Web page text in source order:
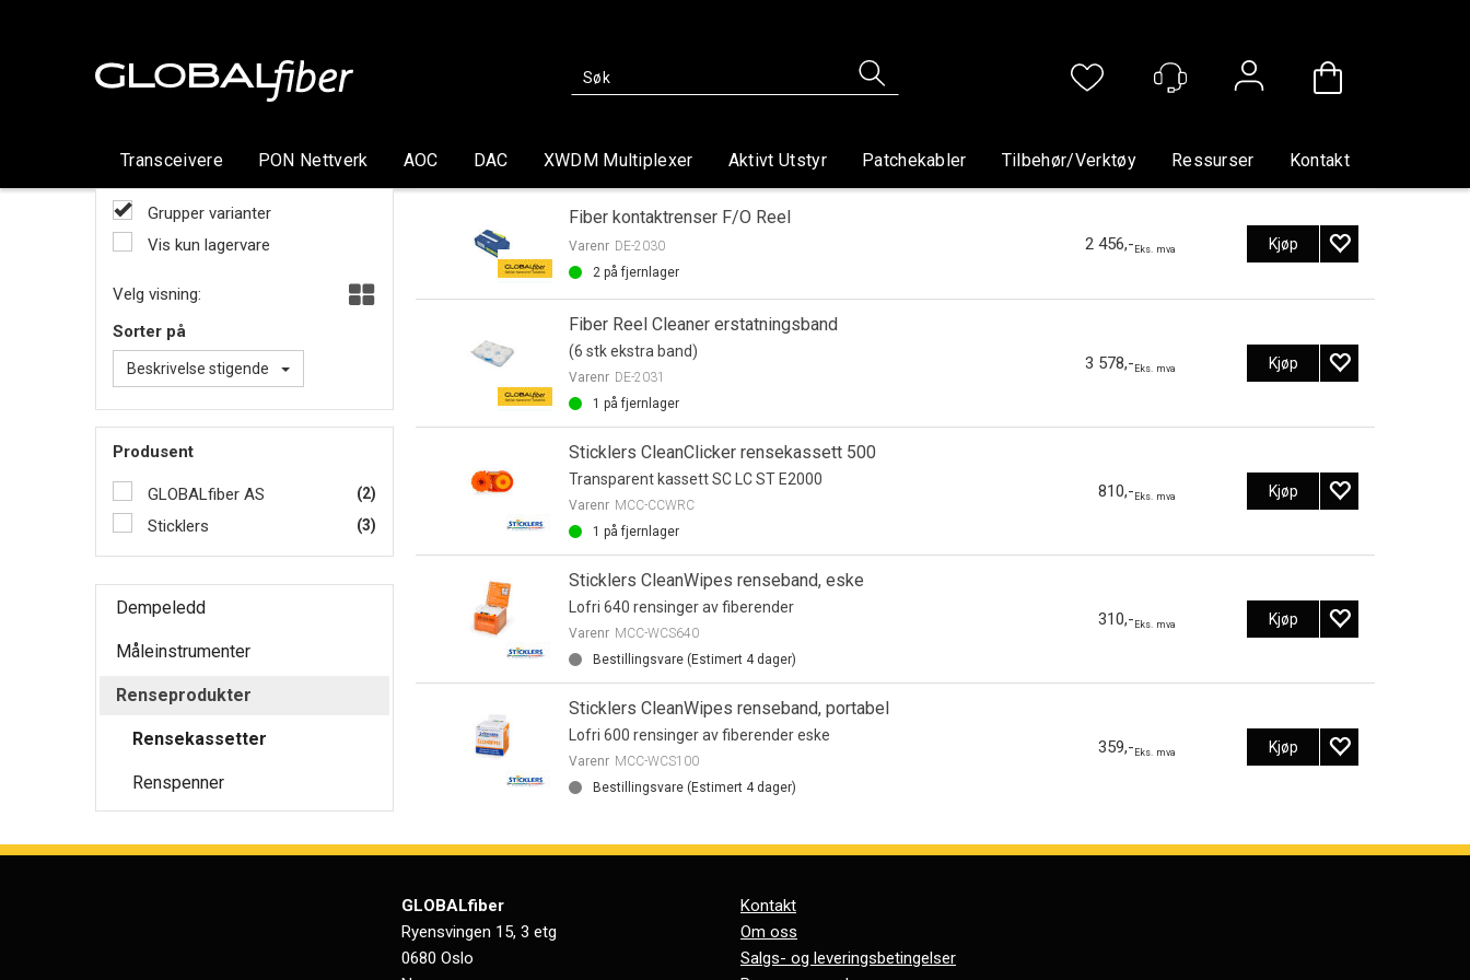
Transceivere PON Nettverk AOC DAC XWDM Multiplexer Aktivt Utstyr Patchekabler Tilbehør/verktøy Ressurser Kontakt
Grupper varianter
Vis kun lagervare
Velg visning:
Sorter på
Beskrivelse stigende
Produsent
GLOBALfiber AS (2)
Sticklers (3)
Dempeledd
Måleinstrumenter
Renseprodukter
Rensekassetter
Renspenner
Fiber kontaktrenser F/O Reel
Varenr DE-2030
2på fjernlager
2 456,- Eks. mva Kjøp
Fiber Reel Cleaner erstatningsband
(6 stk ekstra band)
Varenr DE-2031
1 på fjernlager
3 578,- Eks. mva Kjøp
Sticklers CleanClicker rensekassett 500
Transparent kassett SC LC ST E2000
Varenr MCC-CCWRC
1 på fjernlager
810,- Eks. mva Kjøp
Sticklers CleanWipes renseband, eske
Lofri 640 rensinger av fiberender
Varenr MCC-WCS640
Bestillingsvare (Estimert 4dager)
310,- Eks. mva Kjøp
Sticklers CleanWipes renseband, portabel
Lofri 600 rensinger av fiberender eske
Varenr MCC-WCS100
Bestillingsvare (Estimert 4dager)
359,- Eks. mva Kjøp
GLOBALfiber
Ryensvingen 15, 3 etg
0680 Oslo
Kontakt
Om oss
Salgs- og leveringsbetingelser